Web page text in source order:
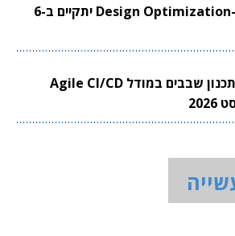
וובינר סינופסיס ל-Design Optimization יתקיים ב-6
וובינר סינופסיס לתכנון שבבים במודל Agile CI/CD